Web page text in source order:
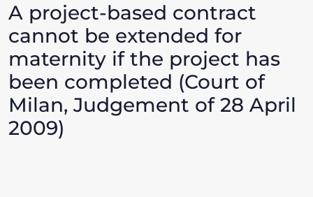
A project-based contract
cannot be extended for
maternity if the project has
been completed (Court of
Milan, Judgement of 28 April
2009)